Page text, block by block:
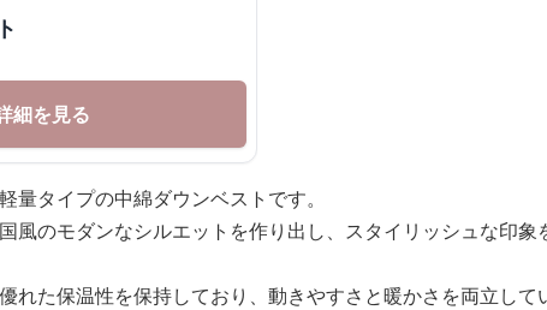
細を見る
量タイプの中綿ダウンベストです。
風のモダンなシルエットを作り出し、スタイリッシュな印象
れた保温性を保持しており、動きやすさと暖かさを両立して